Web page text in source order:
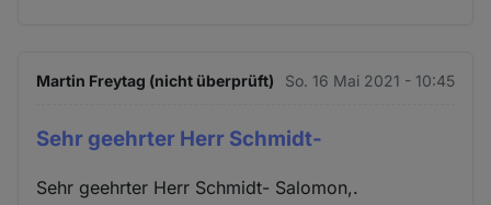
Martin Freytag (nicht überprüft) So. 16 Mai 2021 - 10:45
Sehr geehrter Herr Schmidt-
Sehr geehrter Herr Schmidt- Salomon,.